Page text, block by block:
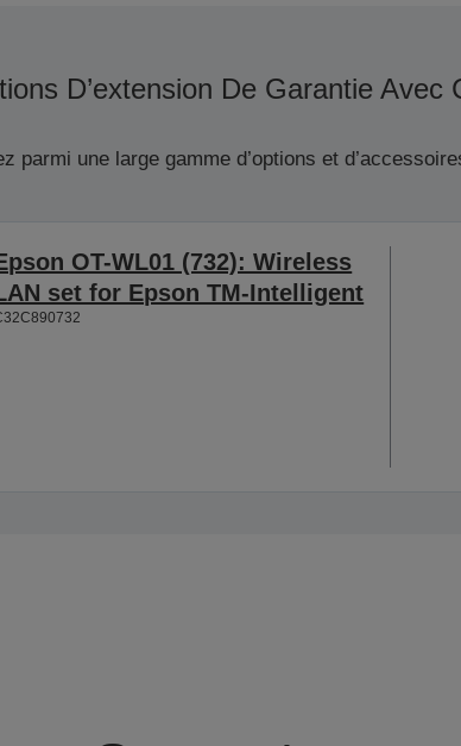
D’extension De Garantie Avec
parmi une large gamme d’options et
OT-WL01 (732): Wireless
set for Epson TM-Intelligent